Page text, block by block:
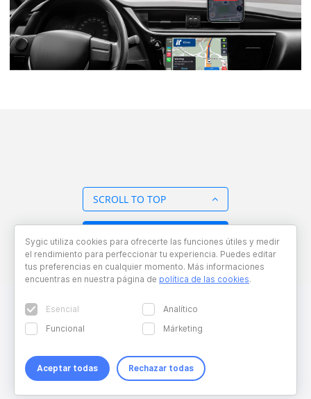
SCROLL TO TOP
Copyright © 2026 Sygic. All right reserved. Developed by
Sygic utiliza cookies para ofrecerte las funciones útiles y medir
el rendimiento para perfeccionar tu experiencia. Puedes editar
tus preferencias en cualquier momento. Más informaciones
encuentras en nuestra página de política de las cookies.
Esencial
Analítico
Funcional
Márketing
Aceptar todas Rechazar todas